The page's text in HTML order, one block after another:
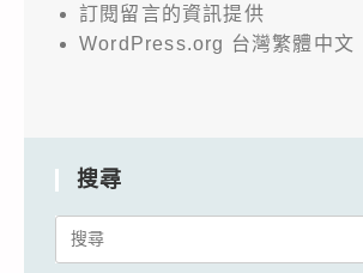
訂閱留言的資訊提供
WordPress.org 台灣繁體中文
搜尋
Search